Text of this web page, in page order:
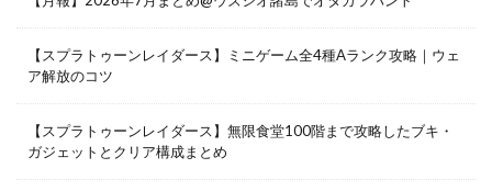
【スプラトゥーンレイダース】ミニゲーム全4種Aランク攻略｜ウェ
ア解放のコツ
【スプラトゥーンレイダース】無限食堂100階まで攻略したブキ・
ガジェットとクリア構成まとめ